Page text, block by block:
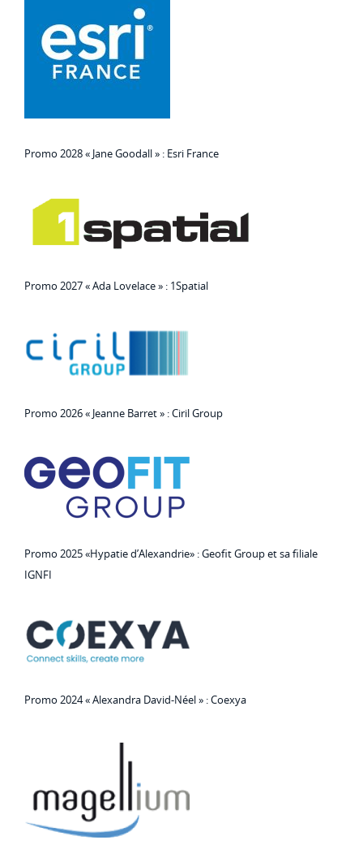
Promo 2028 « Jane Goodall » : Esri France
Promo 2027 « Ada Lovelace » : 1Spatial
Promo 2026 « Jeanne Barret » : Ciril Group
Promo 2025 «Hypatie d’Alexandrie» : Geofit Group et sa filiale
IGNFI
Promo 2024 « Alexandra David-Néel » : Coexya